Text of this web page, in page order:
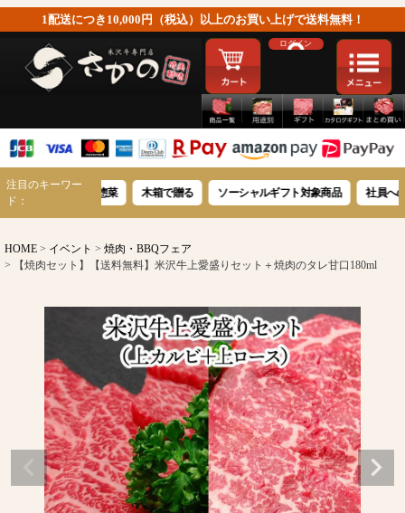
1配送につき10,000円（税込）以上のお買い上げで送料無料！
ログイン
注目のキーワー
ド：
牛豪華惣菜 木箱で贈る ソーシャルギフト対象商品 社員への感謝を伝
HOME イベント
焼肉・BBQフェア
【焼肉セット】【送料無料】米沢牛上愛盛りセット＋焼肉のタレ甘口180ml